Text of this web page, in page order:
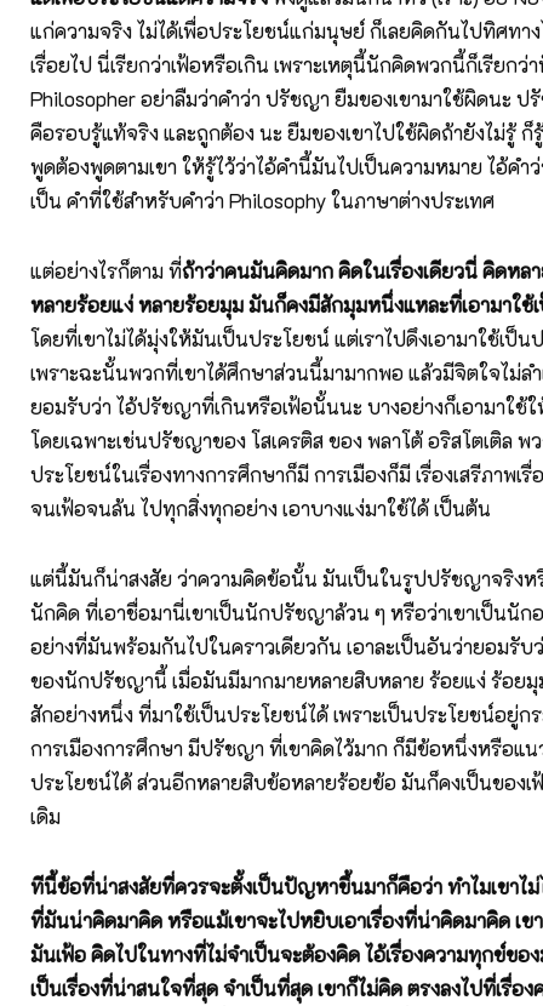
แก่ความจริง ไม่ได้เพื่อประโยชน์แก่มนุษย์ ก็เลยคิดกันไปทิศทา
เรื่อยไป นี่เรียกว่าเฟ้อหรือเกิน เพราะเหตุนี้นักคิดพวกนี้ก็เรียก
Philosopher อย่าลืมว่าคำว่า ปรัชญา ยืมของเขามาใช้ผิดนะ
คือรอบรู้แท้จริง และถูกต้อง นะ ยืมของเขาไปใช้ผิดถ้ายังไม่รู้ ก็
พูดต้องพูดตามเขา ให้รู้ไว้ว่าไอ้คำนี้มันไปเป็นความหมาย ไอ้ค
เป็น คำที่ใช้สำหรับคำว่า Philosophy ในภาษาต่างประเทศ
แต่อย่างไรก็ตาม ที่ถ้าว่าคนมันคิดมาก คิดในเรื่องเดียวนี่ คิดหล
หลายร้อยแง่ หลายร้อยมุม มันก็คงมีสักมุมหนึ่งแหละที่เอามาใช้
โดยที่เขาไม่ได้มุ่งให้มันเป็นประโยชน์ แต่เราไปดึงเอามาใช้เป็น
เพราะฉะนั้นพวกที่เขาได้ศึกษาส่วนนี้มามากพอ แล้วมีจิตใจไม่ลำ
ยอมรับว่า ไอ้ปรัชญาที่เกินหรือเฟ้อนั้นนะ บางอย่างก็เอามาใช้
โดยเฉพาะเช่นปรัชญาของ โสเครติส ของ พลาโต้ อริสโตเติล พ
ประโยชน์ในเรื่องทางการศึกษาก็มี การเมืองก็มี เรื่องเสรีภาพเรื่
จนเฟ้อจนล้น ไปทุกสิ่งทุกอย่าง เอาบางแง่มาใช้ได้ เป็นต้น
แต่นี้มันก็น่าสงสัย ว่าความคิดข้อนั้น มันเป็นในรูปปรัชญาจริงห
นักคิด ที่เอาชื่อมานี่เขาเป็นนักปรัชญาล้วน ๆ หรือว่าเขาเป็นนัก
อย่างที่มันพร้อมกันไปในคราวเดียวกัน เอาละเป็นอันว่ายอมรับ
ของนักปรัชญานี้ เมื่อมันมีมากมายหลายสิบหลาย ร้อยแง่ ร้อย
สักอย่างหนึ่ง ที่มาใช้เป็นประโยชน์ได้ เพราะเป็นประโยชน์อยู่ก
การเมืองการศึกษา มีปรัชญา ที่เขาคิดไว้มาก ก็มีข้อหนึ่งหรือแ
ประโยชน์ได้ ส่วนอีกหลายสิบข้อหลายร้อยข้อ มันก็คงเป็นของเ
เดิม
ทีนี้ข้อที่น่าสงสัยที่ควรจะตั้งเป็นปัญหาขึ้นมาก็คือว่า ทำไมเขาไม่
ที่มันน่าคิดมาคิด หรือแม้เขาจะไปหยิบเอาเรื่องที่น่าคิดมาคิด เข
มันเฟ้อ คิดไปในทางที่ไม่จำเป็นจะต้องคิด ไอ้เรื่องความทุกข์ข
เป็นเรื่องที่น่าสนใจที่สุด จำเป็นที่สุด เขาก็ไม่คิด ตรงลงไปที่เรื่อ